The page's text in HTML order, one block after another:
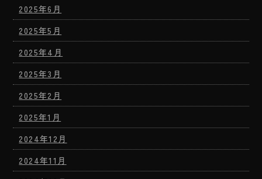
2025年6月
2025年5月
2025年4月
2025年3月
2025年2月
2025年1月
2024年12月
2024年11月